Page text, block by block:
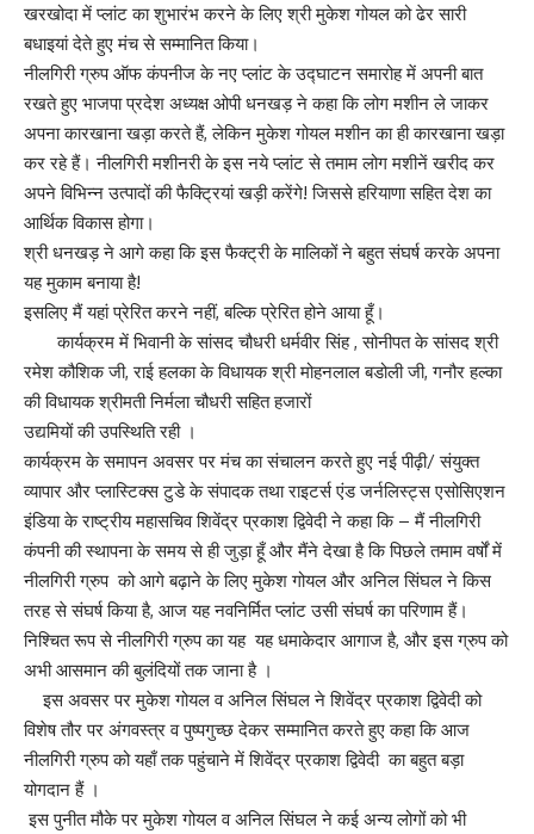
खरखोदा में प्लांट का शुभारंभ करने के लिए श्री मुकेश गोयल को ढेर सारी
बधाइयां देते हुए मंच से सम्मानित किया।
नीलगिरी ग्रुप ऑफ कंपनीज के नए प्लांट के उद्घाटन समारोह में अपनी बात
रखते हुए भाजपा प्रदेश अध्यक्ष ओपी धनखड़ ने कहा कि लोग मशीन ले जाकर
अपना कारखाना खड़ा करते हैं, लेकिन मुकेश गोयल मशीन का ही कारखाना खड़ा
कर रहे हैं। नीलगिरी मशीनरी के इस नये प्लांट से तमाम लोग मशीनें खरीद कर
अपने विभिन्न उत्पादों की फैक्ट्रियां खड़ी करेंगे! जिससे हरियाणा सहित देश का
आर्थिक विकास होगा।
श्री धनखड़ ने आगे कहा कि इस फैक्ट्री के मालिकों ने बहुत संघर्ष करके अपना
यह मुकाम बनाया है!
इसलिए मैं यहां प्रेरित करने नहीं, बल्कि प्रेरित होने आया हूँ।
कार्यक्रम में भिवानी के सांसद चौधरी धर्मवीर सिंह , सोनीपत के सांसद श्री
रमेश कौशिक जी, राई हलका के विधायक श्री मोहनलाल बडोली जी, गनौर हल्का
की विधायक श्रीमती निर्मला चौधरी सहित हजारों
उद्यमियों की उपस्थिति रही ।
कार्यक्रम के समापन अवसर पर मंच का संचालन करते हुए नई पीढ़ी/ संयुक्त
व्यापार और प्लास्टिक्स टुडे के संपादक तथा राइटर्स एंड जर्नलिस्ट्स एसोसिएशन
इंडिया के राष्ट्रीय महासचिव शिवेंद्र प्रकाश द्विवेदी ने कहा कि – मैं नीलगिरी
कंपनी की स्थापना के समय से ही जुड़ा हूँ और मैंने देखा है कि पिछले तमाम वर्षों में
नीलगिरी ग्रुप को आगे बढ़ाने के लिए मुकेश गोयल और अनिल सिंघल ने किस
तरह से संघर्ष किया है, आज यह नवनिर्मित प्लांट उसी संघर्ष का परिणाम हैं।
निश्चित रूप से नीलगिरी ग्रुप का यह यह धमाकेदार आगाज है, और इस ग्रुप को
अभी आसमान की बुलंदियों तक जाना है ।
इस अवसर पर मुकेश गोयल व अनिल सिंघल ने शिवेंद्र प्रकाश द्विवेदी को
विशेष तौर पर अंगवस्त्र व पुष्पगुच्छ देकर सम्मानित करते हुए कहा कि आज
नीलगिरी ग्रुप को यहाँ तक पहुंचाने में शिवेंद्र प्रकाश द्विवेदी का बहुत बड़ा
योगदान हैं ।
इस पुनीत मौके पर मुकेश गोयल व अनिल सिंघल ने कई अन्य लोगों को भी